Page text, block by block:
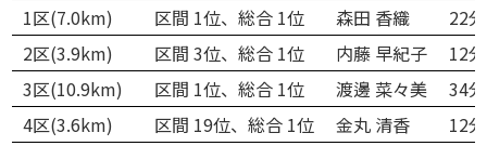
1区(7.0km)
区間 1位、総合 1位 森田 香織
22
2区(3.9km)
区間 3位、総合 1位 内藤 早紀子
12
3区(10.9km)
区間 1位、総合 1位 渡邊 菜々美
34
4区(3.6km)
区間 19位、総合 1位 金丸 清香
12